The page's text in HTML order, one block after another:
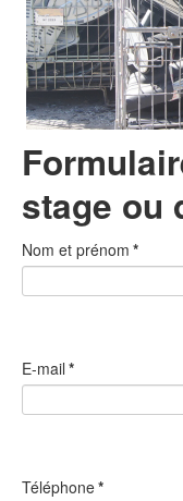
Nous contacter
stage ou
Nom et prénom *
E-mail *
Téléphone*